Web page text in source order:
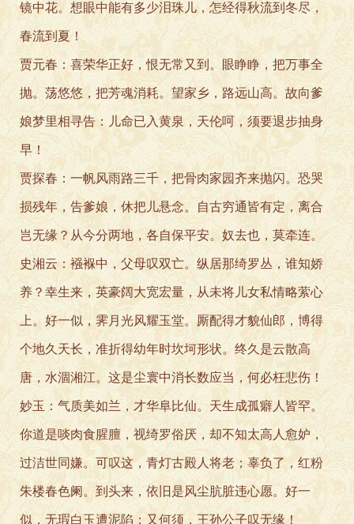
镜中花。想眼中能有多少泪珠儿，怎经得秋流到冬尽，
春流到夏！
贾元春：喜荣华正好，恨无常又到。眼睁睁，把万事全
抛。荡悠悠，把芳魂消耗。望家乡，路远山高。故向爹
娘梦里相寻告：儿命已入黄泉，天伦呵，须要退步抽身
早！
贾探春：一帆风雨路三千，把骨肉家园齐来抛闪。恐哭
损残年，告爹娘，休把儿悬念。自古穷通皆有定，离合
岂无缘？从今分两地，各自保平安。奴去也，莫牵连。
史湘云：襁褓中，父母叹双亡。纵居那绮罗丛，谁知娇
养？幸生来，英豪阔大宽宏量，从未将儿女私情略萦心
上。好一似，霁月光风耀玉堂。厮配得才貌仙郎，博得
个地久天长，准折得幼年时坎坷形状。终久是云散高
唐，水涸湘江。这是尘寰中消长数应当，何必枉悲伤！
妙玉：气质美如兰，才华阜比仙。天生成孤癖人皆罕。
你道是啖肉食腥膻，视绮罗俗厌，却不知太高人愈妒，
过洁世同嫌。可叹这，青灯古殿人将老；辜负了，红粉
朱楼春色阑。到头来，依旧是风尘肮脏违心愿。好一
似，无瑕白玉遭泥陷；又何须，王孙公子叹无缘！